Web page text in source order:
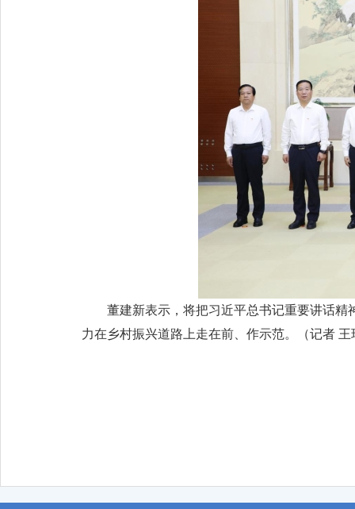
董建新表示，将把习近平总书记重要讲话
力在乡村振兴道路上走在前、作示范。（记者 王